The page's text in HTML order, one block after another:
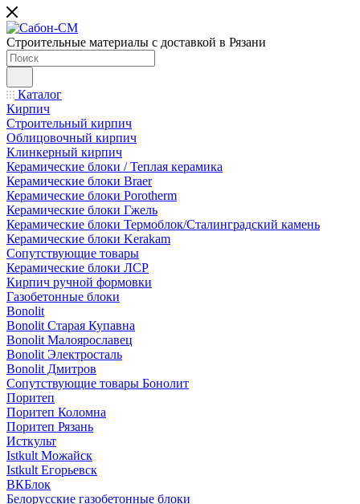
Строительные материалы с доставкой в Рязани
Каталог
Кирпич
Строительный кирпич
Облицовочный кирпич
Клинкерный кирпич
Керамические блоки / Теплая керамика
Керамические блоки Braer
Керамические блоки Porotherm
Керамические блоки Гжель
Керамические блоки Термоблок/Сталинградский камень
Керамические блоки Kerakam
Сопутствующие товары
Керамические блоки ЛСР
Кирпич ручной формовки
Газобетонные блоки
Bonolit
Bonolit Старая Купавна
Bonolit Малоярославец
Bonolit Электросталь
Bonolit Дмитров
Сопутствующие товары Бонолит
Поритеп
Поритеп Коломна
Поритеп Рязань
Исткульт
Istkult Можайск
Istkult Егорьевск
ВКБлок
Белорусские газобетонные блоки